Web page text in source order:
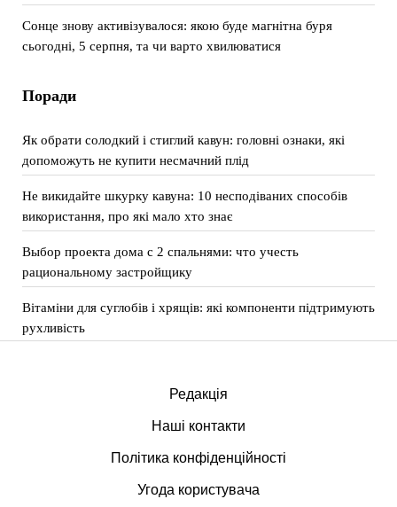
Сонце знову активізувалося: якою буде магнітна буря
сьогодні, 5 серпня, та чи варто хвилюватися
Поради
Як обрати солодкий і стиглий кавун: головні ознаки, які
допоможуть не купити несмачний плід
Не викидайте шкурку кавуна: 10 несподіваних способів
використання, про які мало хто знає
Выбор проекта дома с 2 спальнями: что учесть
рациональному застройщику
Вітаміни для суглобів і хрящів: які компоненти підтримують
рухливість
Редакція
Наші контакти
Політика конфіденційності
Угода користувача